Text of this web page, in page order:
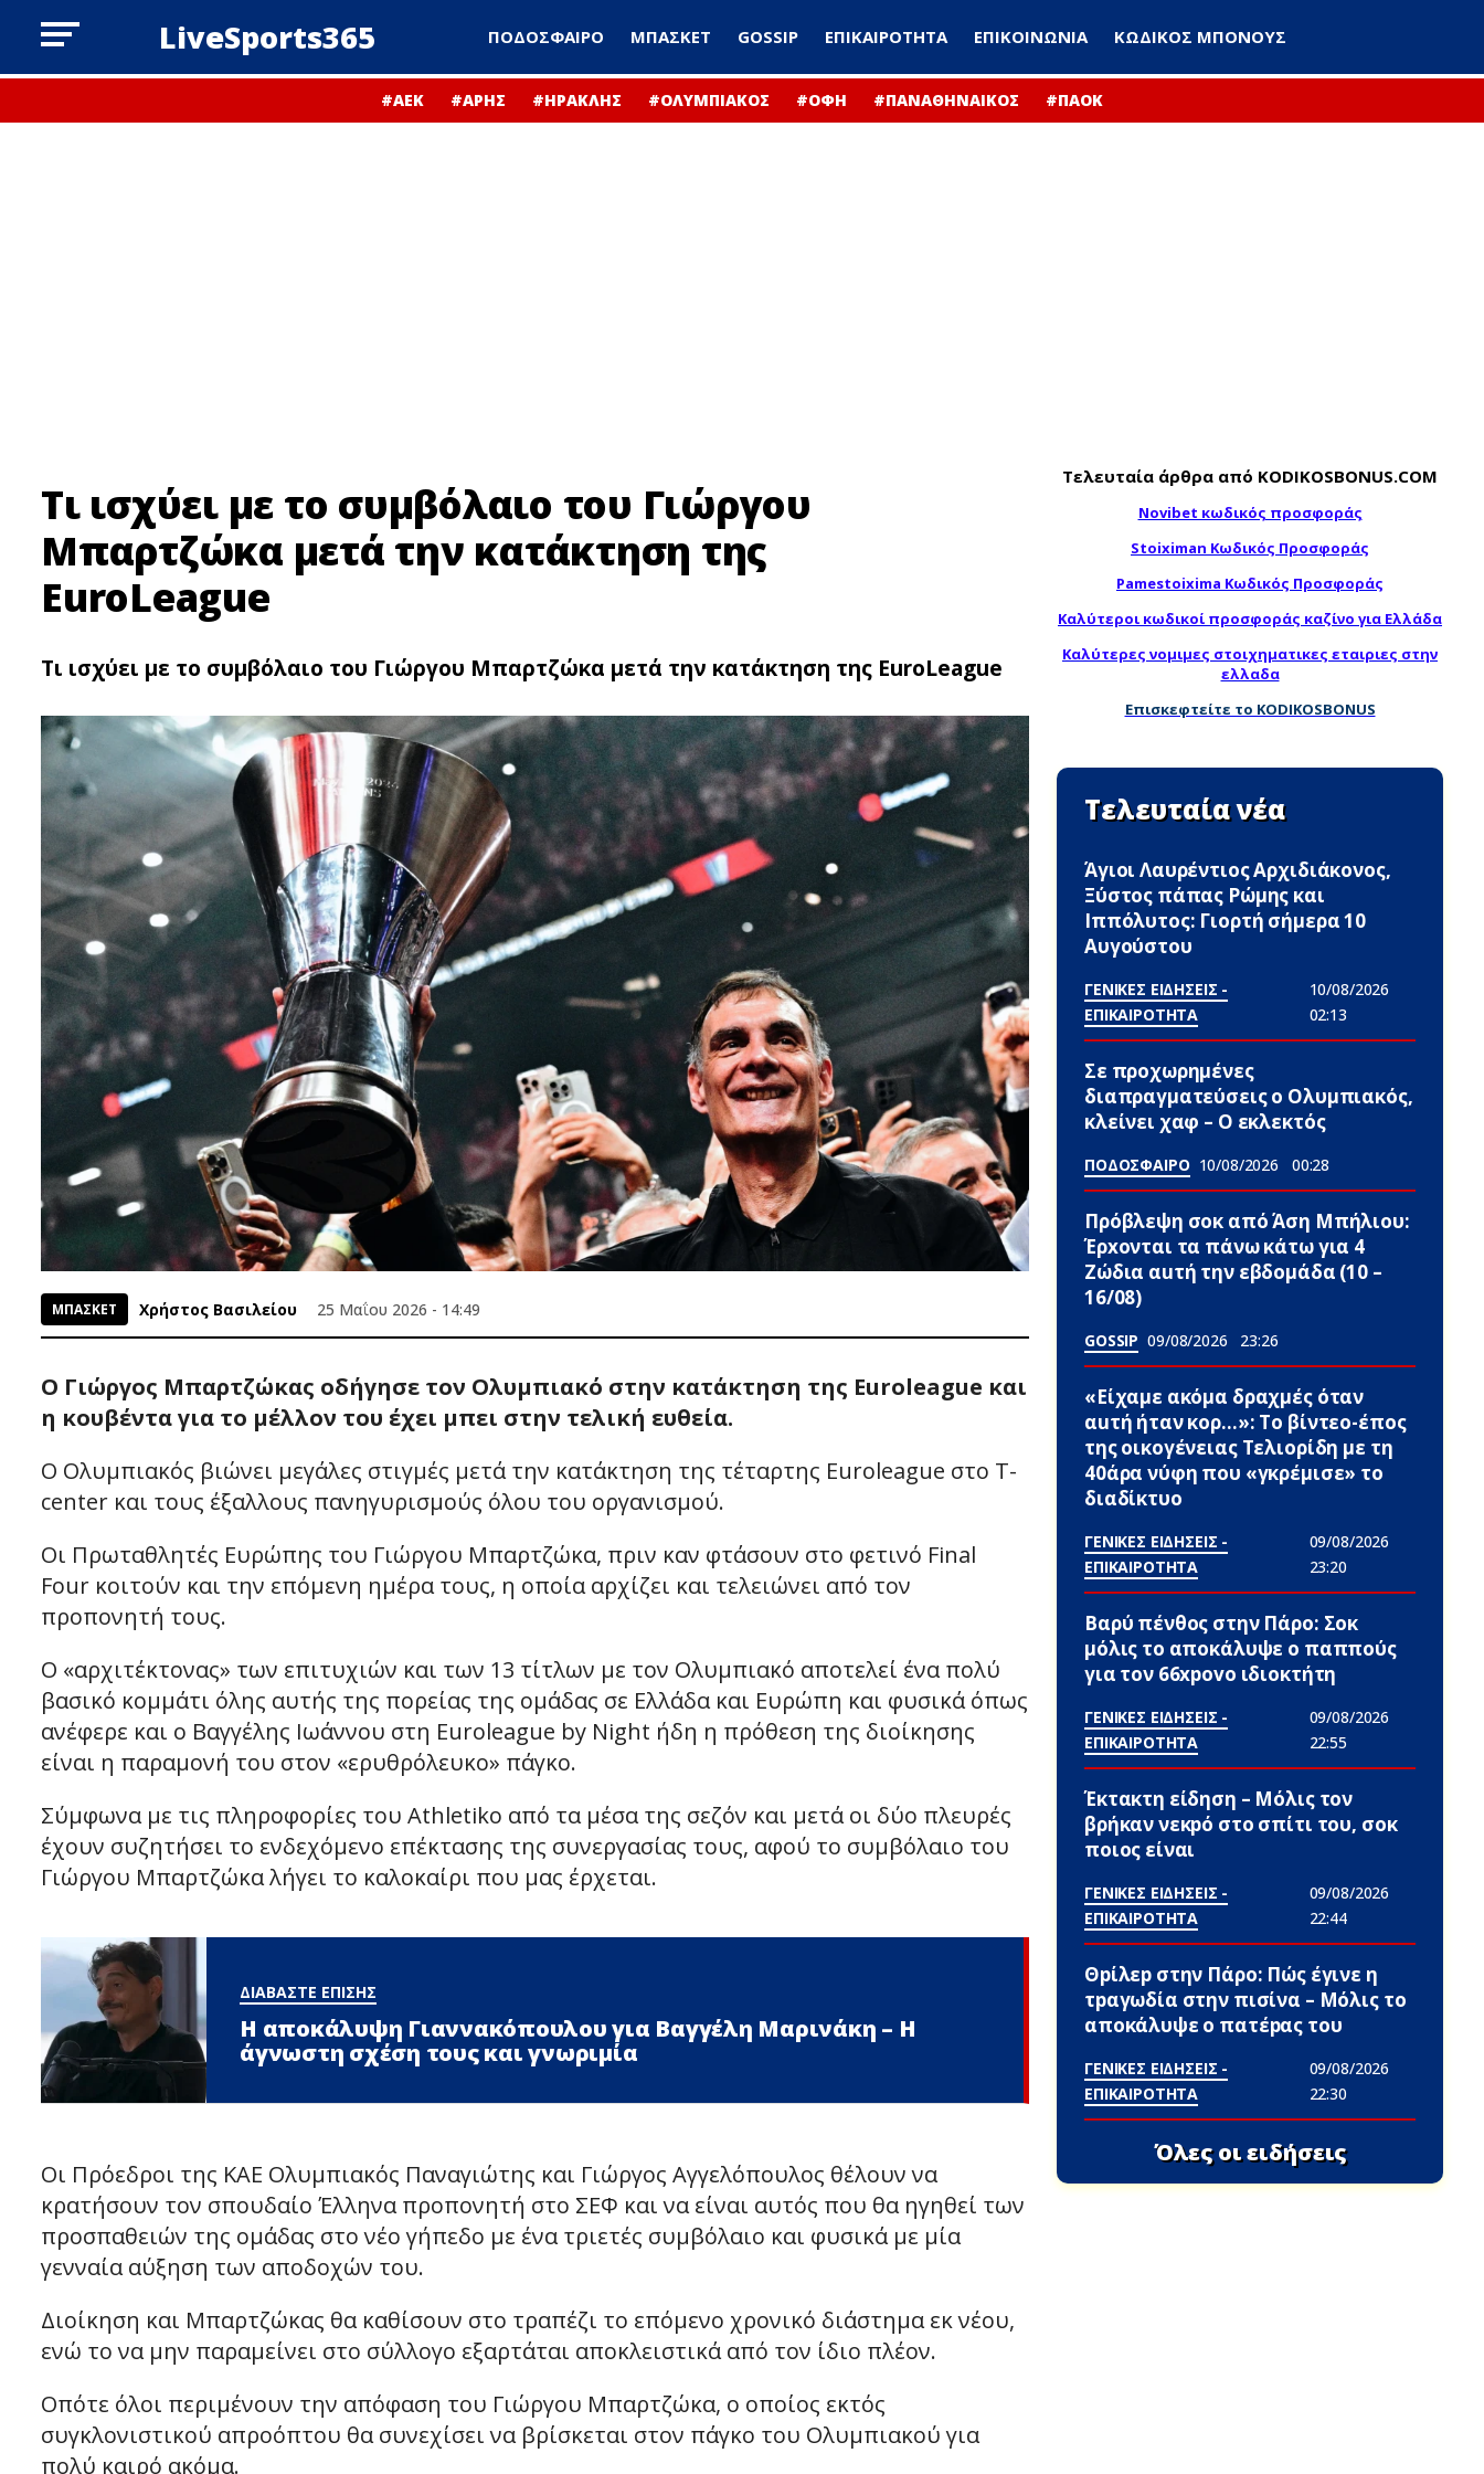
LiveSports365 ΠΟΔΟΣΦΑΙΡΟ ΜΠΑΣΚΕΤ GOSSIP ΕΠΙΚΑΙΡΟΤΗΤΑ ΕΠΙΚΟΙΝΩΝΙΑ ΚΩΔΙΚΟΣ ΜΠΟΝΟΥΣ
#ΑΕΚ #ΑΡΗΣ #ΗΡΑΚΛΗΣ #ΟΛΥΜΠΙΑΚΟΣ #ΟΦΗ #ΠΑΝΑΘΗΝΑΙΚΟΣ #ΠΑΟΚ
Τι ισχύει με το συμβόλαιο του Γιώργου
Μπαρτζώκα μετά την κατάκτηση της
EuroLeague
Τι ισχύει με το συμβόλαιο του Γιώργου Μπαρτζώκα μετά την κατάκτηση της EuroLeague
ΜΠΑΣΚΕΤ Χρήστος Βασιλείου 25 Μαΐου 2026 - 14:49
Ο Γιώργος Μπαρτζώκας οδήγησε τον Ολυμπιακό στην κατάκτηση της Euroleague και
η κουβέντα για το μέλλον του έχει μπει στην τελική ευθεία.
Ο Ολυμπιακός βιώνει μεγάλες στιγμές μετά την κατάκτηση της τέταρτης Euroleague στο T-
center και τους έξαλλους πανηγυρισμούς όλου του οργανισμού.
Οι Πρωταθλητές Ευρώπης του Γιώργου Μπαρτζώκα, πριν καν φτάσουν στο φετινό Final
Four κοιτούν και την επόμενη ημέρα τους, η οποία αρχίζει και τελειώνει από τον
προπονητή τους.
Ο «αρχιτέκτονας» των επιτυχιών και των 13 τίτλων με τον Ολυμπιακό αποτελεί ένα πολύ
βασικό κομμάτι όλης αυτής της πορείας της ομάδας σε Ελλάδα και Ευρώπη και φυσικά όπως
ανέφερε και ο Βαγγέλης Ιωάννου στη Euroleague by Night ήδη η πρόθεση της διοίκησης
είναι η παραμονή του στον «ερυθρόλευκο» πάγκο.
Σύμφωνα με τις πληροφορίες του Athletiko από τα μέσα της σεζόν και μετά οι δύο πλευρές
έχουν συζητήσει το ενδεχόμενο επέκτασης της συνεργασίας τους, αφού το συμβόλαιο του
Γιώργου Μπαρτζώκα λήγει το καλοκαίρι που μας έρχεται.
ΔΙΑΒΑΣΤΕ ΕΠΙΣΗΣ
Η αποκάλυψη Γιαννακόπουλου για Βαγγέλη Μαρινάκη – Η
άγνωστη σχέση τους και γνωριμία
Οι Πρόεδροι της ΚΑΕ Ολυμπιακός Παναγιώτης και Γιώργος Αγγελόπουλος θέλουν να
κρατήσουν τον σπουδαίο Έλληνα προπονητή στο ΣΕΦ και να είναι αυτός που θα ηγηθεί των
προσπαθειών της ομάδας στο νέο γήπεδο με ένα τριετές συμβόλαιο και φυσικά με μία
γενναία αύξηση των αποδοχών του.
Διοίκηση και Μπαρτζώκας θα καθίσουν στο τραπέζι το επόμενο χρονικό διάστημα εκ νέου,
ενώ το να μην παραμείνει στο σύλλογο εξαρτάται αποκλειστικά από τον ίδιο πλέον.
Οπότε όλοι περιμένουν την απόφαση του Γιώργου Μπαρτζώκα, ο οποίος εκτός
συγκλονιστικού απροόπτου θα συνεχίσει να βρίσκεται στον πάγκο του Ολυμπιακού για
πολύ καιρό ακόμα.
Τελευταία άρθρα από KODIKOSBONUS.COM
Novibet κωδικός προσφοράς
Stoiximan Κωδικός Προσφοράς
Pamestoixima Κωδικός Προσφοράς
Καλύτεροι κωδικοί προσφοράς καζίνο για Ελλάδα
Καλύτερες νομιμες στοιχηματικες εταιριες στην
ελλαδα
Επισκεφτείτε το KODIKOSBONUS
Τελευταία νέα
Άγιοι Λαυρέντιος Αρχιδιάκονος,
Ξύστος πάπας Ρώμης και
Ιππόλυτος: Γιορτή σήμερα 10
Αυγούστου
ΓΕΝΙΚΕΣ ΕΙΔΗΣΕΙΣ -
ΕΠΙΚΑΙΡΟΤΗΤΑ
10/08/2026
02:13
Σε προχωρημένες
διαπραγματεύσεις ο Ολυμπιακός,
κλείνει χαφ – Ο εκλεκτός
ΠΟΔΟΣΦΑΙΡΟ 10/08/2026 00:28
Πρόβλεψη σoκ από Άση Μπήλιου:
Έρxονται τα πάνω κάτω για 4
Zώδια αuτή την εβδομάδα (10 –
16/08)
GOSSIP 09/08/2026 23:26
«Είχαμε ακόμα δραχμές όταν
αuτή ήταν κορ…»: Το βίντεο-έπος
της οικογένειας Τελιορίδη με τη
40άρα νύφη που «γκρέμισε» το
διαδίκτυο
ΓΕΝΙΚΕΣ ΕΙΔΗΣΕΙΣ -
ΕΠΙΚΑΙΡΟΤΗΤΑ
09/08/2026
23:20
Βαρύ πένθος στην Πάρο: Σoκ
μόλις το αποκάλυψε ο παππούς
για τον 66xpovo ιδιοκτήτη
ΓΕΝΙΚΕΣ ΕΙΔΗΣΕΙΣ -
ΕΠΙΚΑΙΡΟΤΗΤΑ
09/08/2026
22:55
Έκτακτη είδηση – Μόλις τον
βρήκαν νεκpό στο σπίτι του, σoκ
ποιος είναι
ΓΕΝΙΚΕΣ ΕΙΔΗΣΕΙΣ -
ΕΠΙΚΑΙΡΟΤΗΤΑ
09/08/2026
22:44
Θpίλεp στην Πάρο: Πώς έγινε η
τpαγωδία στην πισίνα – Μόλις το
αποκάλυψε ο πατέpας του
ΓΕΝΙΚΕΣ ΕΙΔΗΣΕΙΣ -
ΕΠΙΚΑΙΡΟΤΗΤΑ
09/08/2026
22:30
Όλες οι ειδήσεις